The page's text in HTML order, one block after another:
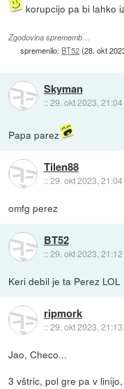
korupcijo pa bi lahko
Zgodovina sprememb…
spremenilo: BT52(28. okt
Skyman
::29. okt 2023, 21:04
Papa parez
Tilen88
::29. okt 2023, 21:04
omfg perez
BT52
::29. okt 2023, 21:12
Keri debil je ta Perez LOL
ripmork
::29. okt 2023, 21:13
Jao, Checo...
3 vštric, pol gre pa v